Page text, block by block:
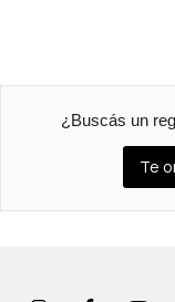
¿Buscás un
Te